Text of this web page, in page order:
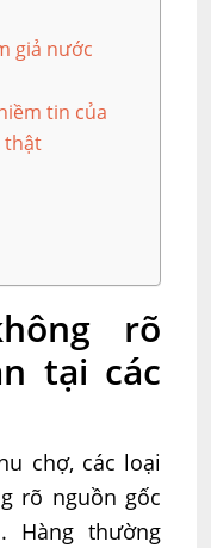
giả nước
tin của
thật
rõ
tại các
chợ, các loại
rõ nguồn gốc
Hàng thường